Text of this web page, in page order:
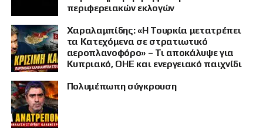
περιφερειακών εκλογών
Χαραλαμπίδης: «Η Τουρκία μετατρέπει
τα Κατεχόμενα σε στρατιωτικό
αεροπλανοφόρο» – Τι αποκάλυψε για
Κυπριακό, ΟΗΕ και ενεργειακό παιχνίδι
Πολυμέπωπη σύγκρουση